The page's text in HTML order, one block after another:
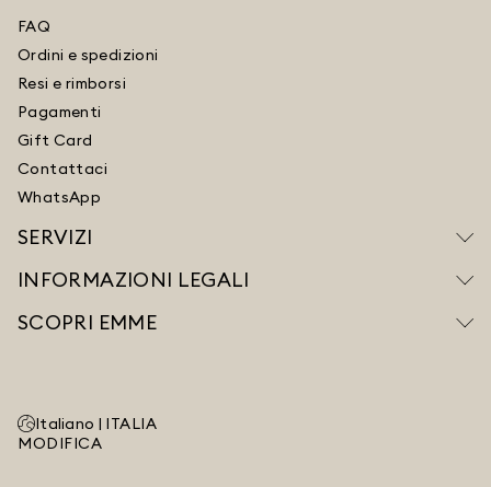
FAQ
Ordini e spedizioni
Resi e rimborsi
Pagamenti
Gift Card
Contattaci
WhatsApp
SERVIZI
INFORMAZIONI LEGALI
SCOPRI EMME
Italiano | ITALIA
MODIFICA